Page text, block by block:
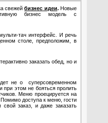
свежейбизнес идеи.Новые
бизнес модель с
тач интерфейс. И речь
столе, предположим, в
заказать обед, но и
не о суперсовременном
этом не бояться пролить
Меню проецируется на
доступа к меню, гости
заказ, и даже заказать